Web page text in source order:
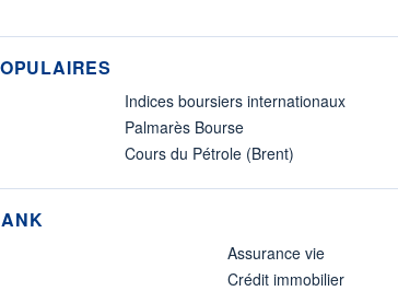
Indices boursiers internationaux
Palmarès Bourse
Cours du Pétrole (Brent)
Assurance vie
Crédit immobilier